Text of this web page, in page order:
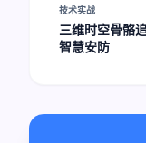
技术实战
三维时空骨骼
智慧安防